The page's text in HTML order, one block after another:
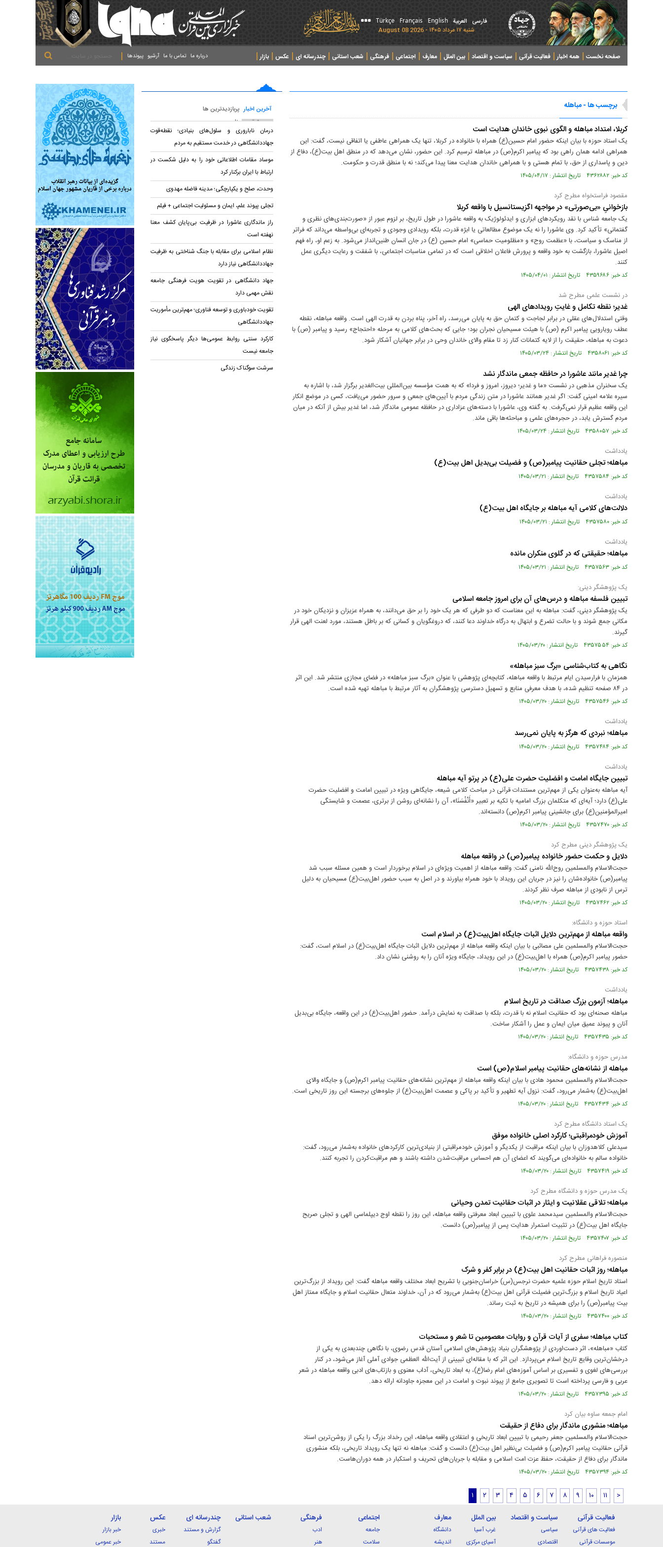
فارسی العربیة English
Français
Türkçe
شنبه ۱۷ مرداد ۱۴۰۵ - 2026 August 08
صفحه نخست همه اخبار فعالیت قرآنی سیاست و اقتصاد بین الملل معارف اجتماعی فرهنگی شعب استانی چندرسانه ای عکس
بازار
پیوندها آرشیو تماس با ما درباره ما
برچسب ها - مباهله
کربلا، امتداد مباهله و الگوی نبوی خاندان هدایت است
یک استاد حوزه با بیان اینکه حضور امام حسین(ع) همراه با خانواده در کربلا، تنها یک همراهی عاطفی یا اتفاقی نیست، گفت: این
همراهی ادامه همان راهی بود که پیامبر اکرم(ص) در مباهله ترسیم کرد. این حضور، نشان می‌دهد که در منطق اهل‌ بیت(ع)، دفاع از
دین و پاسداری از حق، با تمام هستی و با همراهی خاندان هدایت معنا پیدا می‌کند؛ نه با منطق قدرت و حکومت.
کد خبر: ۴۳۶۲۸۸۲ تاریخ انتشار : ۱۴۰۵/۰۴/۱۷
مقصود فراستخواه مطرح کرد
بازخوانیِ «بی‌صورتی» در مواجهه‌ اگزیستانسیل با واقعه کربلا
یک جامعه شناس با نقد رویکردهای ابزاری و ایدئولوژیک به واقعه عاشورا در طول تاریخ، بر لزوم عبور از «صورت‌بندی‌های نظری و
گفتمانی» تأکید کرد. وی عاشورا را نه یک موضوع مطالعاتی یا ابژه قدرت، بلکه رویدادی وجودی و تجربه‌ای بی‌واسطه می‌داند که فراتر
از مناسک و سیاست، با «عظمت روح» و «مظلومیت حماسی» امام حسین (ع) در جان انسان طنین‌انداز می‌شود. به زعم او، راه فهم
اصیل عاشورا، بازگشت به خود واقعه و پرورش فاعلان اخلاقی است که در تمامی مناسبات اجتماعی، با شفقت و رعایت دیگری عمل
کنند.
کد خبر: ۴۳۵۹۶۸۶ تاریخ انتشار : ۱۴۰۵/۰۴/۰۱
در نشست علمی مطرح شد
غدیر؛ نقطه تکامل و غایتِ رویدادهای الهی
وقتی استدلال‌های عقلی در برابر لجاجت و کتمان حق به پایان می‌رسد، راه آخر، پناه بردن به قدرت الهی است. واقعه مباهله، نقطه
عطف رویارویی پیامبر اکرم (ص) با هیئت مسیحیان نجران بود؛ جایی که بحث‌های کلامی به مرحله «احتجاج» رسید و پیامبر (ص) با
دعوت به مباهله، حقیقت را از لایه کتمانات کنار زد تا مقام والای خاندان وحی در برابر جهانیان آشکار شود.
کد خبر: ۴۳۵۸۰۶۱ تاریخ انتشار : ۱۴۰۵/۰۳/۲۴
چرا غدیر مانند عاشورا در حافظه جمعی ماندگار نشد
یک سخنران مذهبی در نشست «ما و غدیر؛ دیروز، امروز و فردا» که به همت مؤسسه بین‌المللی بیت‌الغدیر برگزار شد، با اشاره به
سیره علامه امینی گفت: اگر غدیر همانند عاشورا در متن زندگی مردم با آیین‌های جمعی و سرور حضور می‌یافت، کسی در موضع انکار
این واقعه عظیم قرار نمی‌گرفت. به گفته وی، عاشورا با دسته‌های عزاداری در حافظه عمومی ماندگار شد، اما غدیر بیش از آنکه در میان
مردم گسترش یابد، در حجره‌های علمی و مباحثه‌ها باقی ماند.
کد خبر: ۴۳۵۸۰۵۷ تاریخ انتشار : ۱۴۰۵/۰۳/۲۴
یادداشت
مباهله؛ تجلی حقانیت پیامبر(ص) و فضیلت بی‌بدیل اهل‌ بیت(ع)
کد خبر: ۴۳۵۷۵۸۴ تاریخ انتشار : ۱۴۰۵/۰۳/۲۱
یادداشت
دلالت‌های کلامی آیه مباهله بر جایگاه اهل‌ بیت(ع)
کد خبر: ۴۳۵۷۵۸۰ تاریخ انتشار : ۱۴۰۵/۰۳/۲۱
یادداشت
مباهله؛ حقیقتی که در گلوی منکران مانده
کد خبر: ۴۳۵۷۵۶۳ تاریخ انتشار : ۱۴۰۵/۰۳/۲۱
یک پژوهشگر دینی:
تبیین فلسفه مباهله و درس‌های آن برای امروز جامعه اسلامی
یک پژوهشگر دینی، گفت: مباهله به این معناست که دو طرفی که هر یک خود را بر حق می‌دانند، به همراه عزیزان و نزدیکان خود در
مکانی جمع شوند و با حالت تضرع و ابتهال به درگاه خداوند دعا کنند، که دروغگویان و کسانی که بر باطل هستند، مورد لعنت الهی قرار
گیرند.
کد خبر: ۴۳۵۷۵۵۴ تاریخ انتشار : ۱۴۰۵/۰۳/۲۰
نگاهی به کتاب‌شناسی «برگ سبز مباهله»
همزمان با فرارسیدن ایام مرتبط با واقعه مباهله، کتابچه‌ای پژوهشی با عنوان «برگ سبز مباهله» در فضای مجازی منتشر شد. این اثر
در ۸۴ صفحه تنظیم شده، با هدف معرفی منابع و تسهیل دسترسی پژوهشگران به آثار مرتبط با مباهله تهیه شده است.
کد خبر: ۴۳۵۷۵۴۶ تاریخ انتشار : ۱۴۰۵/۰۳/۲۰
یادداشت
مباهله؛ نبردی که هرگز به پایان نمی‌رسد
کد خبر: ۴۳۵۷۴۸۴ تاریخ انتشار : ۱۴۰۵/۰۳/۲۰
یادداشت
تبیین جایگاه امامت و افضلیت حضرت علی(ع) در پرتو آیه مباهله
آیه مباهله به‌عنوان یکی از مهم‌ترین مستندات قرآنی در مباحث کلامی شیعه، جایگاهی ویژه در تبیین امامت و افضلیت حضرت
علی(ع) دارد؛ آیه‌ای که متکلمان بزرگ امامیه با تکیه بر تعبیر «أَنْفُسَنَا»، آن را نشانه‌ای روشن از برتری، عصمت و شایستگی
امیرالمؤمنین(ع) برای جانشینی پیامبر اکرم(ص) دانسته‌اند.
کد خبر: ۴۳۵۷۴۷۰ تاریخ انتشار : ۱۴۰۵/۰۳/۲۰
یک پژوهشگر دینی مطرح کرد
دلایل و حکمت حضور خانواده پیامبر(ص) در واقعه مباهله
حجت‌الاسلام والمسلمین روح‌الله نامنی گفت: واقعه مباهله از اهمیت ویژه‌ای در اسلام برخوردار است و همین مسئله سبب شد
پیامبر(ص) خانواده‌شان را نیز در جریان این رویداد با خود همراه بیاورند‌ و در اصل به سبب حضور اهل‌بیت(ع) مسیحیان به دلیل
ترس از نابودی از مباهله صرف نظر کردند.
کد خبر: ۴۳۵۷۴۶۲ تاریخ انتشار : ۱۴۰۵/۰۳/۲۰
استاد حوزه و دانشگاه:
واقعه مباهله از مهم‌ترین دلایل اثبات جایگاه اهل‌بیت(ع) در اسلام است
حجت‌الاسلام والمسلمین علی مصائبی با بیان اینکه واقعه مباهله از مهم‌ترین دلایل اثبات جایگاه اهل‌بیت(ع) در اسلام است، گفت:
حضور پیامبر اکرم(ص) همراه با اهل‌بیت(ع) در این رویداد، جایگاه ویژه آنان را به روشنی نشان داد.
کد خبر: ۴۳۵۷۴۳۸ تاریخ انتشار : ۱۴۰۵/۰۳/۲۰
یادداشت
مباهله؛ آزمون بزرگ صداقت در تاریخ اسلام
مباهله صحنه‌ای بود که حقانیت اسلام نه با قدرت، بلکه با صداقت به نمایش درآمد. حضور اهل‌بیت(ع) در این واقعه، جایگاه بی‌بدیل
آنان و پیوند عمیق میان ایمان و عمل را آشکار ساخت.
کد خبر: ۴۳۵۷۴۳۵ تاریخ انتشار : ۱۴۰۵/۰۳/۲۰
مدرس حوزه و دانشگاه:
مباهله از نشانه‌های حقانیت پیامبر اسلام(ص) است
حجت‌الاسلام والمسلمین محمود هادی با بیان اینکه واقعه مباهله از مهم‌ترین نشانه‌های حقانیت پیامبر اکرم(ص) و جایگاه والای
اهل‌بیت(ع) به‌شمار می‌رود، گفت: نزول آیه تطهیر و تأکید بر پاکی و عصمت اهل‌بیت(ع) از جلوه‌های برجسته این روز تاریخی است.
کد خبر: ۴۳۵۷۴۳۴ تاریخ انتشار : ۱۴۰۵/۰۳/۲۰
یک استاد دانشگاه مطرح کرد
آموزش خودمراقبتی؛ کارکرد اصلی خانواده موفق
سیدعلی کلاهدوزان با بیان اینکه مراقبت از یکدیگر و آموزش خودمراقبتی از بنیادی‌ترین کارکردهای خانواده به‌شمار می‌رود، گفت:
خانواده سالم به خانواده‌ای می‌گویند که اعضای آن هم احساس مراقبت‌شدن داشته باشند و هم مراقبت‌کردن را تجربه کنند.
کد خبر: ۴۳۵۷۴۱۹ تاریخ انتشار : ۱۴۰۵/۰۳/۲۰
یک مدرس حوزه و دانشگاه مطرح کرد
مباهله؛ تلاقی عقلانیت و ایثار در اثبات حقانیت تمدن وحیانی
حجت‌الاسلام والمسلمین سیدمحمد علوی با تبیین ابعاد معرفتی واقعه مباهله، این روز را نقطه اوج دیپلماسی الهی و تجلی صریح
جایگاه اهل‌ بیت(ع) در تثبیت استمرار هدایت پس از پیامبر(ص) دانست.
کد خبر: ۴۳۵۷۴۰۷ تاریخ انتشار : ۱۴۰۵/۰۳/۲۰
منصوره فراهانی مطرح کرد
مباهله؛ روز اثبات حقانیت اهل‌ بیت(ع) در برابر کفر و شرک
استاد تاریخ اسلام حوزه علمیه حضرت نرجس(س) خراسان‌جنوبی با تشریح ابعاد مختلف واقعه مباهله گفت: این رویداد از بزرگ‌ترین
اعیاد تاریخ اسلام و بزرگ‌ترین فضیلت قرآنی اهل‌ بیت(ع) به‌شمار می‌رود که در آن، خداوند متعال حقانیت اسلام و جایگاه ممتاز اهل‌
بیت پیامبر(ص) را برای همیشه در تاریخ به ثبت رساند.
کد خبر: ۴۳۵۷۴۰۰ تاریخ انتشار : ۱۴۰۵/۰۳/۲۰
کتاب مباهله؛ سفری از آیات قرآن و روایات معصومین تا شعر و مستحبات
کتاب «مباهله»، اثر دست‌اوردی از پژوهشگران بنیاد پژوهش‌های اسلامی آستان قدس رضوی، با نگاهی چندبعدی به یکی از
درخشان‌ترین وقایع تاریخ اسلام می‌پردازد. این اثر که با مقاله‌ای تبیینی از آیت‌الله العظمی جوادی آملی آغاز می‌شود، در کنار
بررسی‌های لغوی و تفسیری بر اساس آموزه‌های امام رضا(ع)، به ابعاد تاریخی، آداب معنوی و بازتاب‌های ادبی واقعه مباهله در شعر
عربی و فارسی پرداخته است تا تصویری جامع از پیوند نبوت و امامت در این معجزه جاودانه ارائه دهد.
کد خبر: ۴۳۵۷۳۹۵ تاریخ انتشار : ۱۴۰۵/۰۳/۲۰
امام جمعه ساوه بیان کرد
مباهله؛ منشوری ماندگار برای دفاع از حقیقت
حجت‌الاسلام والمسلمین جعفر رحیمی با تبیین ابعاد تاریخی و اعتقادی واقعه مباهله، این رخداد بزرگ را یکی از روشن‌ترین اسناد
قرآنی حقانیت پیامبر اکرم(ص) و فضیلت بی‌نظیر اهل‌ بیت(ع) دانست و گفت: مباهله نه تنها یک رویداد تاریخی، بلکه منشوری
ماندگار برای دفاع از حقیقت، حفظ عزت امت اسلامی و مقابله با جریان‌های تحریف و استکبار در همه دوران‌هاست.
کد خبر: ۴۳۵۷۳۹۴ تاریخ انتشار : ۱۴۰۵/۰۳/۲۰
۱ ۲ ۳ ۴ ۵ ۶ ۷ ۸ ۹ ۱۰ ۱۱ >
آخرین اخبار پربازدیدترین ها
پربحث ترین عناوین
درمان ناباروری و سلول‌های بنیادی؛ نقطه‌قوت
جهاددانشگاهی در خدمت مستقیم به مردم
موساد مقامات اطلاعاتی خود را به دلیل شکست در
ارتباط با ایران برکنار کرد
وحدت، صلح و یکپارچگی؛ مدینه فاضله مهدوی
تجلی پیوند علم، ایمان و مسئولیت اجتماعی + فیلم
راز ماندگاری عاشورا در ظرفیت بی‌پایان کشف معنا
نهفته است
نظام اسلامی برای مقابله با جنگ شناختی به ظرفیت
جهاددانشگاهی نیاز دارد
جهاد دانشگاهی در تقویت هویت فرهنگی جامعه
نقش مهمی دارد
تقویت خودباوری و توسعه فناوری؛ مهم‌ترین مأموریت
جهاددانشگاهی
کارکرد سنتی روابط عمومی‌ها دیگر پاسخگوی نیاز
جامعه نیست
سرشت سوگناک زندگی
فعالیت قرآنی
فعالیت های قرآنی
موسسات قرآنی
سیاست و اقتصاد
سیاسی
اقتصادی
بین الملل
غرب آسیا
آسیای مرکزی
معارف
دانشگاه
اندیشه
اجتماعی
جامعه
سلامت
فرهنگی
ادب
هنر
شعب استانی چندرسانه ای
گزارش و مستند
گفتگو
عکس
خبری
مستند
بازار
خبر بازار
خبر عمومی